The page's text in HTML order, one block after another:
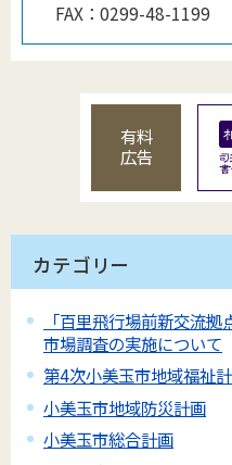
FAX： 0299-48-1199
有料
広告
カテゴリー
「百里飛行場前新交流
市場調査の実施について
第4次小美玉市地域福祉
小美玉市地域防災計画
小美玉市総合計画